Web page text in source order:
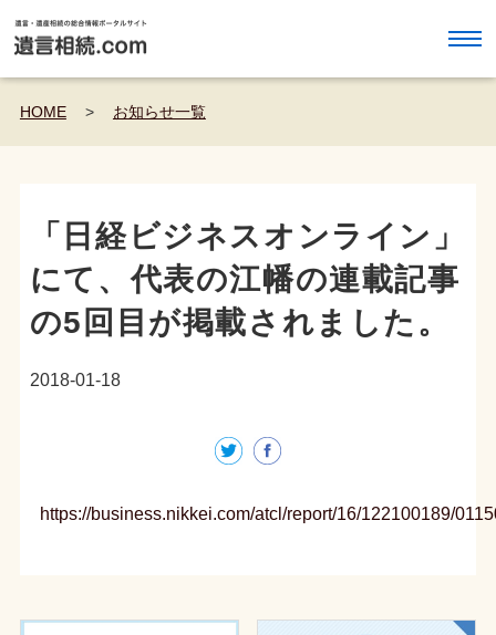
HOME > お知らせ一覧
「日経ビジネスオンライン」
にて、代表の江幡の連載記事
の5回目が掲載されました。
2018-01-18
https://business.nikkei.com/atcl/report/16/122100189/